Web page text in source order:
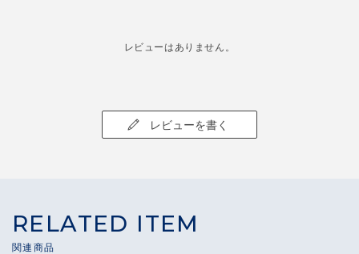
レビューはありません。
レビューを書く
RELATED ITEM